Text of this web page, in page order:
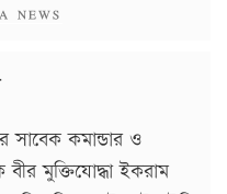
NEWS
সাবেক কমান্ডার ও
বীর মুক্তিযোদ্ধা ইকরাম